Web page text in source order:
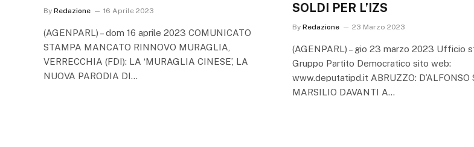
By Redazione 16 Aprile 2023
(AGENPARL) – dom 16 aprile 2023 COMUNICATO
STAMPA MANCATO RINNOVO MURAGLIA,
VERRECCHIA (FDI): LA ‘MURAGLIA CINESE’, LA
NUOVA PARODIA DI…
SOLDI PER L’IZS
By Redazione 23 Marzo 2023
(AGENPARL) – gio 23 marzo 2023 Ufficio
Gruppo Partito Democratico sito web:
www.deputatipd.it ABRUZZO: D’ALFONSO
MARSILIO DAVANTI A…